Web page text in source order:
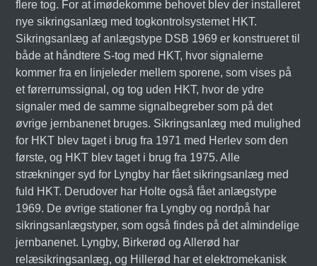
flere tog. For at imødekomme behovet blev der installeret
nye sikringsanlæg med togkontrolsystemet HKT.
Sikringsanlæg af anlægstype DSB 1969 er konstrueret til
både at håndtere S-tog med HKT, hvor signalerne
kommer fra en linjeleder mellem sporene, som vises på
et førerrumssignal, og tog uden HKT, hvor de ydre
signaler med de samme signalbegreber som på det
øvrige jernbanenet bruges. Sikringsanlæg med mulighed
for HKT blev taget i brug fra 1971 med Herlev som den
første, og HKT blev taget i brug fra 1975. Alle
strækninger syd for Lyngby har fået sikringsanlæg med
fuld HKT. Derudover har Holte også fået anlægstype
1969. De øvrige stationer fra Lyngby og nordpå har
sikringsanlægstyper, som også findes på det almindelige
jernbanenet. Lyngby, Birkerød og Allerød har
relæsikringsanlæg, og Hillerød har et elektromekanisk